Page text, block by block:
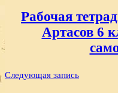
записям
Рабочая
Артасов 6
Следующая запись